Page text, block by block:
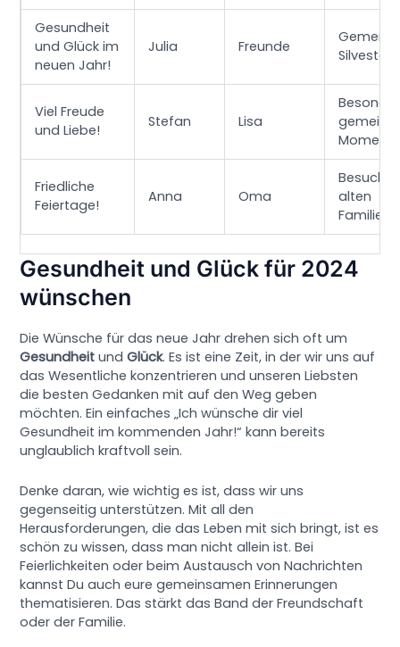
Gesundheit
und Glück im
neuen Jahr!
Julia Freunde
Viel Freude
und Liebe!
Stefan Lisa
Friedliche
Feiertage!
Anna Oma
Besuch
alten
Gesundheit und Glück für 2024
wünschen
Die Wünsche für das neue Jahr drehen sich oft um
Gesundheit undGlück. Es ist eine Zeit, in der wir uns auf
das Wesentliche konzentrieren und unseren Liebsten
die besten Gedanken mit auf den Weg geben
möchten. Ein einfaches „Ich wünsche dir viel
Gesundheit im kommenden Jahr!“ kann bereits
unglaublich kraftvoll sein.
Denke daran, wie wichtig es ist, dass wir uns
gegenseitig unterstützen. Mit all den
Herausforderungen, die das Leben mit sich bringt, ist es
schön zu wissen, dass man nicht allein ist. Bei
Feierlichkeiten oder beim Austausch von Nachrichten
kannst Du auch eure gemeinsamen Erinnerungen
thematisieren. Das stärkt das Band der Freundschaft
oder der Familie.